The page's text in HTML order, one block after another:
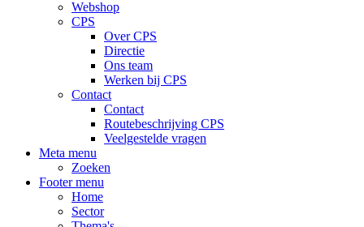
Webshop
CPS
Over CPS
Directie
Ons team
Werken bij CPS
Contact
Contact
Routebeschrijving CPS
Veelgestelde vragen
Meta menu
Zoeken
Footer menu
Home
Sector